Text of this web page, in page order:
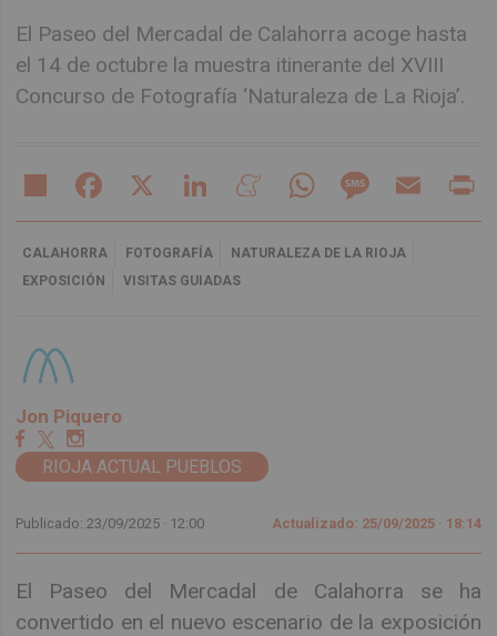
El Paseo del Mercadal de Calahorra acoge hasta
el 14 de octubre la muestra itinerante del XVIII
Concurso de Fotografía ‘Naturaleza de La Rioja’.
Share Facebook LinkedIn MeneameWhatsAppMessageEmail
CALAHORRA FOTOGRAFÍA
NATURALEZA DE LA RIOJA
EXPOSICIÓN
VISITAS GUIADAS
Jon Piquero
RIOJA ACTUAL PUEBLOS
Publicado: 23/09/2025 · 12:00 Actualizado: 25/09/2025 · 18:14
El Paseo del Mercadal de Calahorra se ha
convertido en el nuevo escenario de la exposición